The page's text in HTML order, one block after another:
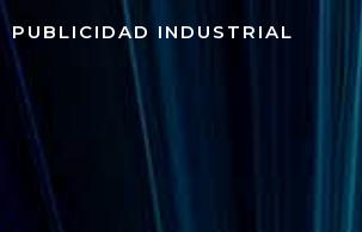
al
contenido
PUBLICIDAD INDUSTRIAL